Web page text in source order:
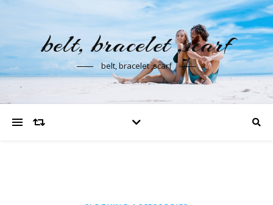
belt, bracelet ,scarf
belt, bracelet ,scarf